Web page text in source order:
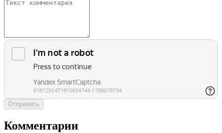
Отправить
Комментарии